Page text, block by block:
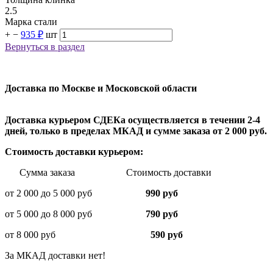
2.5
Марка стали
+ − 935 ₽ шт
Вернуться в раздел
Доставка по Москве и Московской области
Доставка курьером СДЕКа осуществляется в течении 2-4
дней, только в пределах МКАД и сумме заказа от 2 000 руб.
Стоимость доставки курьером:
Сумма заказа Стоимость доставки
от 2 000 до 5 000 руб
990 руб
от 5 000 до 8 000 руб 790 руб
от 8 000 руб 590 руб
За МКАД доставки нет!